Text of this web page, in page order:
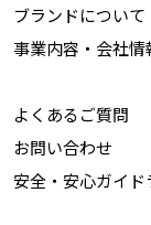
ブランドについて
事業内容・会社情
よくあるご質問
お問い合わせ
安全・安心ガイド